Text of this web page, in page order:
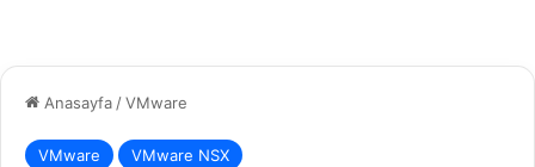
Anasayfa/VMware
VMware VMware NSX